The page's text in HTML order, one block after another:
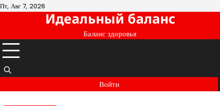
Перейти
Пт, Авг 7, 2026
Идеальный баланс
Баланс здоровья
Войти